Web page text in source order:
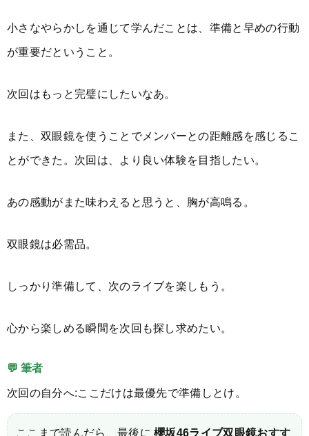
小さなやらかしを通じて学んだことは、準備と早めの行動
が重要だということ。
次回はもっと完璧にしたいなあ。
また、双眼鏡を使うことでメンバーとの距離感を感じるこ
とができた。次回は、より良い体験を目指したい。
あの感動がまた味わえると思うと、胸が高鳴る。
双眼鏡は必需品。
しっかり準備して、次のライブを楽しもう。
心から楽しめる瞬間を次回も探し求めたい。
💬 筆者
次回の自分へ:ここだけは最優先で準備しとけ。
ここまで読んだら、最後に櫻坂46ライブ双眼鏡おすす